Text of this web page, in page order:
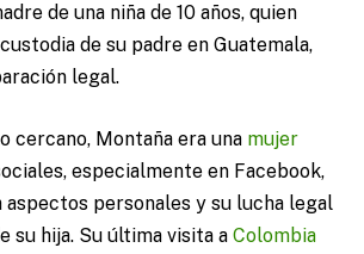
de una niña de 10 años, quien
de su padre en Guatemala,
legal.
cercano, Montaña era una mujer
especialmente en Facebook,
aspectos personales y su lucha legal
su hija. Su última visita a Colombia